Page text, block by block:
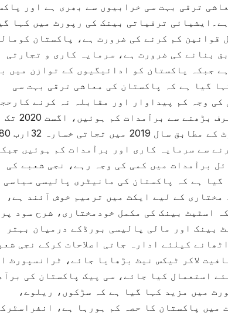
ترقی بہت سی خرابیوں سے بھری ہے اور
ترقیاتی بینک کی رپورٹ میں کہا
قوانین کم کرنے کی ضرورت ہے، پاکستان
بنانے کی ضرورت ہے، سرمایہ کاری و تجارتی
جبکہ پاکستان کو ادائیگیوں کے توازن میں
گیا ہے کہ پاکستان کی معاشی ترقی بہت سی
وجہ کم پیداوار اور مقابلہ نہ کرنے
ہے، اوور ویلیوایکسچینج ریٹ،خام مال درآمد پرٹیرف بڑھنے سے برآمدات کم ہوئیں، اگست 2020 تک
پاکستان کی کرنسی میں 66.9فیصد تک کمی ہوئی۔رپورٹ کے مطابق سال 2019
ڈالر تک پہنچا، سال 2019 میں شرح سود 13.25 کرنے سے سرمایہ کاری اور برآمدات کم ہوئیں
برآمدات میں کمی کی وجہ رہے، نجی شعبے کی
ہے کہ پاکستان کی مانیٹری پالیسی سیاسی
کے لیے ایکٹ میں ترمیم خوش آئند ہے،
اسٹیٹ بینک کی مکمل خودمختاری، شرح سود پر
بینک اور مالی پالیسی بورڈکے درمیان بہتر
کیلئے ادارہ جاتی اصلاحات کرکے نجی
لاکر ٹیکس نیٹ بڑھایا جائے، ٹرانسپورٹ
استعمال کیا جائے، سی پیک پاکستان کی
میں مزید کہا گیا ہے کہ سڑکوں، ریلوے،
پاکستان کا حصہ کم ہورہا ہے،